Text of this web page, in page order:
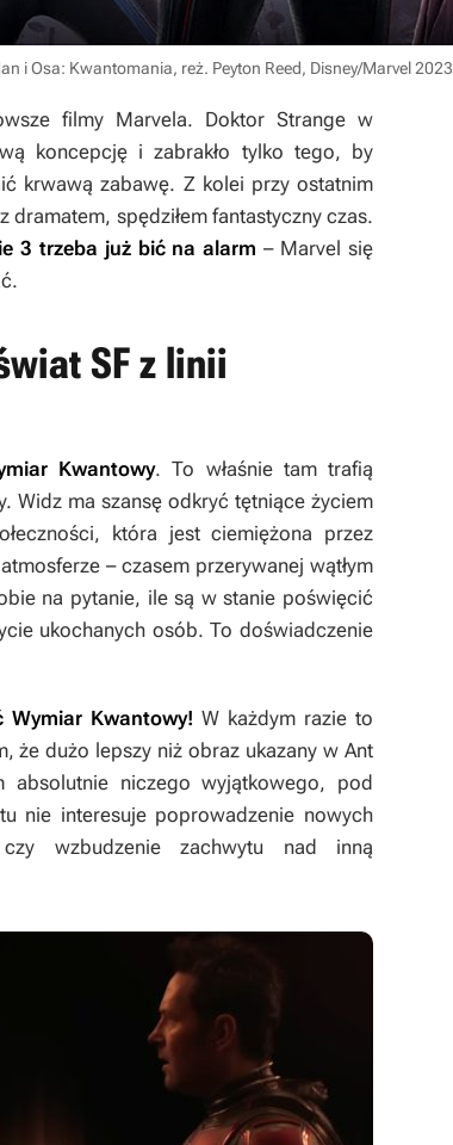
i Osa: Kwantomania, reż. Peyton Reed, Disney/Marvel 2023
filmy Marvela. Doktor Strange w
koncepcję i zabrakło tylko tego, by
krwawą zabawę. Z kolei przy ostatnim
spędziłem fantastyczny czas.
3 trzeba już bić na alarm – Marvel się
SF z linii
Kwantowy. To właśnie tam trafią
Widz ma szansę odkryć tętniące życiem
która jest ciemiężona przez
– czasem przerywanej wątłym
na pytanie, ile są w stanie poświęcić
ukochanych osób. To doświadczenie
Kwantowy! W każdym razie to
że dużo lepszy niż obraz ukazany w Ant
niczego wyjątkowego, pod
nie interesuje poprowadzenie nowych
wzbudzenie zachwytu nad inną